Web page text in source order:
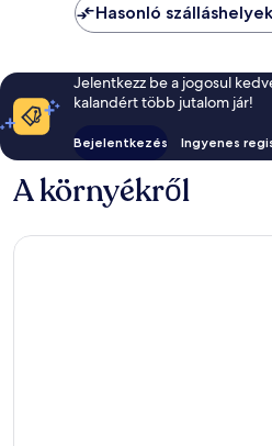
Hasonló
Jelentkezz be a jogosul
kalandért több jutalom jár!
Bejelentkezés Ingyenes
A környékről